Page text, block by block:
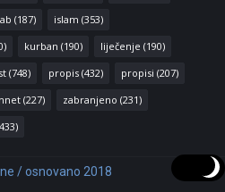
(187) islam (353)
kurban (190) liječenje (190)
(748) propis (432) propisi (207)
(227) zabranjeno (231)
/ osnovano 2018